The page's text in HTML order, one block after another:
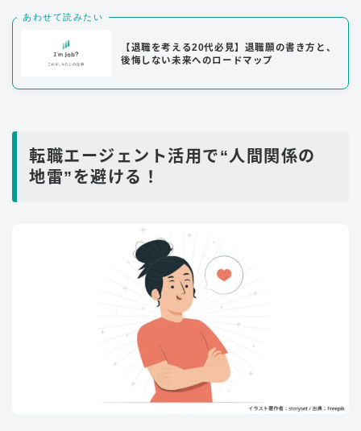
あわせて読みたい
【退職を考える20代必見】退職願の書き方と、
後悔しない未来へのロードマップ
転職エージェント活用で“人間関係の
地雷”を避ける！